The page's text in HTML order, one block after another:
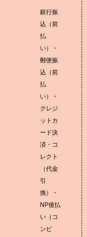
銀行振
込（前
払
い）・
郵便振
込（前
払
い）・
クレジ
ットカ
ード決
済・コ
レクト
（代金
引
換）・
NP後払
い（コ
ンビ